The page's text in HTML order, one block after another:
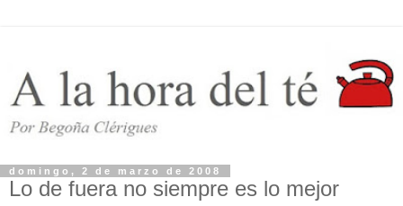
domingo, 2 de marzo de 2008
Lo de fuera no siempre es lo mejor